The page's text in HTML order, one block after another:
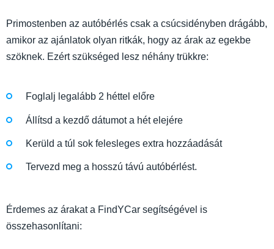
Primostenben az autóbérlés csak a csúcsidényben drágább,
amikor az ajánlatok olyan ritkák, hogy az árak az egekbe
szöknek. Ezért szükséged lesz néhány trükkre:
Foglalj legalább 2 héttel előre
Állítsd a kezdő dátumot a hét elejére
Kerüld a túl sok felesleges extra hozzáadását
Tervezd meg a hosszú távú autóbérlést.
Érdemes az árakat a FindYCar segítségével is
összehasonlítani: